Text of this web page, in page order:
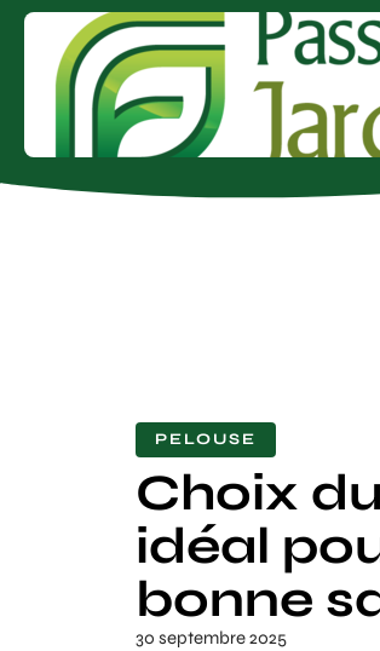
PELOUSE
Choix
idéal
bonne
30 septembre 2025